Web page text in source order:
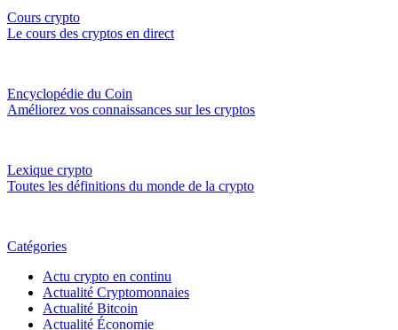
Cours crypto
Le cours des cryptos en direct
Encyclopédie du Coin
Améliorez vos connaissances sur les cryptos
Lexique crypto
Toutes les définitions du monde de la crypto
Catégories
Actu crypto en continu
Actualité Cryptomonnaies
Actualité Bitcoin
Actualité Économie